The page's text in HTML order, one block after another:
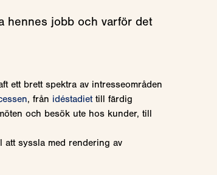
hennes jobb och varför det
ett brett spektra av intresseområden
, från idéstadiettill färdig
och besök ute hos kunder, till
att syssla med rendering av